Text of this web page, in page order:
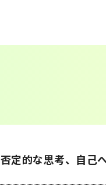
否定的な思考、自己